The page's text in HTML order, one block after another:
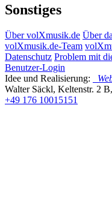
Sonstiges
Über volXmusik.de Über
volXmusik.de-Team
Datenschutz Problem mit
Benutzer-Login
Idee und Realisierung:
Walter Säckl, Keltenstr. 2 B,
+49 176 10015151